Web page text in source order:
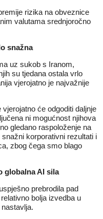
rizika na obveznice
valutama srednjoročno
snažna
uz sukob s Iranom,
su tjedana ostala vrlo
vjerojatno je najvažnije
će odgoditi daljnje
ni mogućnost njihova
gledano raspoloženje na
korporativni rezultati i
zbog čega smo blago
globalna AI sila
prebrodila pad
bolja izvedba u